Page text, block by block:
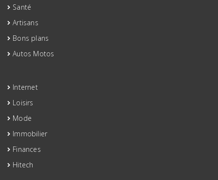
Santé
Artisans
Bons plans
Autos Motos
Internet
Loisirs
Mode
Immobilier
Finances
Hitech